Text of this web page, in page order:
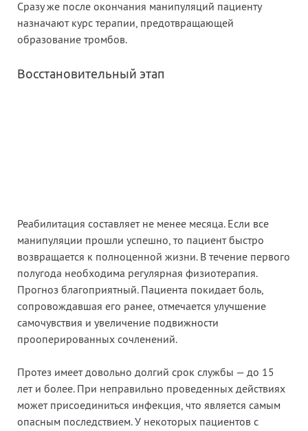
Сразу же после окончания манипуляций пациенту
назначают курс терапии, предотвращающей
образование тромбов.
Восстановительный этап
Реабилитация составляет не менее месяца. Если все
манипуляции прошли успешно, то пациент быстро
возвращается к полноценной жизни. В течение первого
полугода необходима регулярная физиотерапия.
Прогноз благоприятный. Пациента покидает боль,
сопровождавшая его ранее, отмечается улучшение
самочувствия и увеличение подвижности
прооперированных сочленений.
Протез имеет довольно долгий срок службы — до 15
лет и более. При неправильно проведенных действиях
может присоединиться инфекция, что является самым
опасным последствием. У некоторых пациентов с